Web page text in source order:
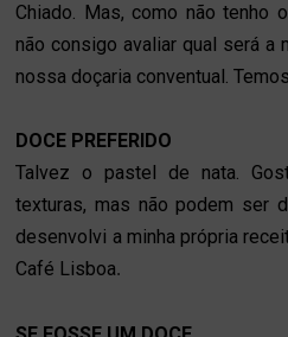
Chiado. Mas, como não tenho
não consigo avaliar qual será a
nossa doçaria conventual.
DOCE PREFERIDO
Talvez o pastel de nata.
texturas, mas não podem ser
desenvolvi a minha própria
Café Lisboa.